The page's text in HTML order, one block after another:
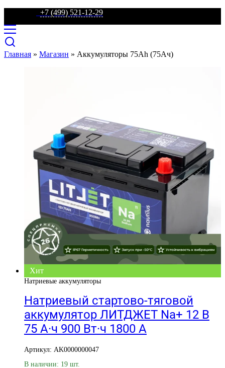
+7 (499) 521-12-29
Главная » Магазин » Аккумуляторы 75Ah (75Ач)
Хит
Натриевые аккумуляторы
Натриевый стартово-тяговой
аккумулятор ЛИТДЖЕТ Na+ 12 В
75 А·ч 900 Вт·ч 1800 А
Артикул: AK0000000047
В наличии: 19 шт.